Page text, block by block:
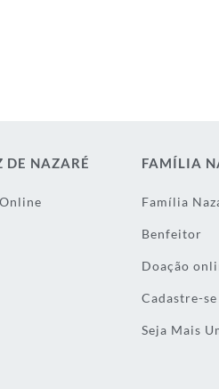
DE NAZARÉ FAMÍLIA
Família
Benfeitor
Doação
Cadastre-se
Seja Mais